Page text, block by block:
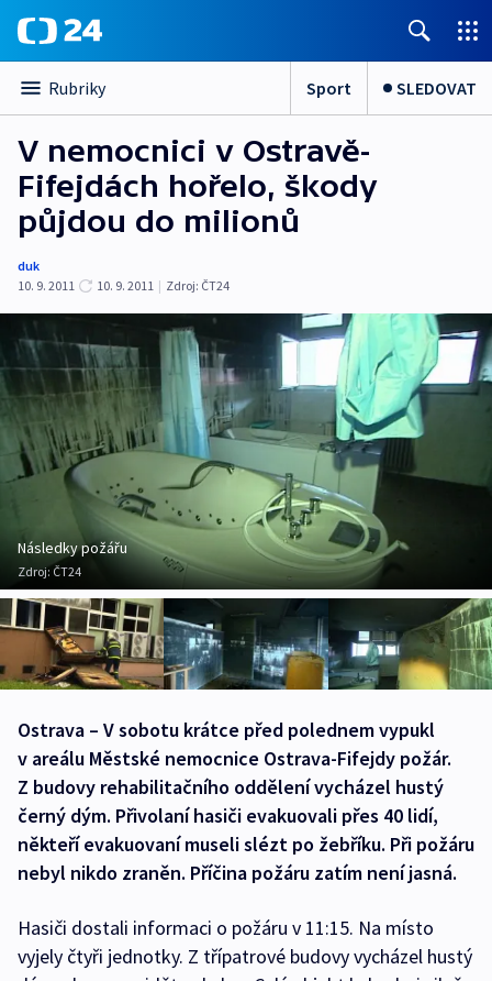
Rubriky Sport SLEDOVAT
V nemocnici v Ostravě-
Fifejdách hořelo, škody
půjdou do milionů
duk
10. 9. 2011
10. 9. 2011 | Zdroj: ČT24
Následky požářu
Zdroj: ČT24
Ostrava – V sobotu krátce před polednem vypukl
v areálu Městské nemocnice Ostrava-Fifejdy požár.
Z budovy rehabilitačního oddělení vycházel hustý
černý dým. Přivolaní hasiči evakuovali přes 40 lidí,
někteří evakuovaní museli slézt po žebříku. Při požáru
nebyl nikdo zraněn. Příčina požáru zatím není jasná.
Hasiči dostali informaci o požáru v 11:15. Na místo
vyjely čtyři jednotky. Z třípatrové budovy vycházel hustý